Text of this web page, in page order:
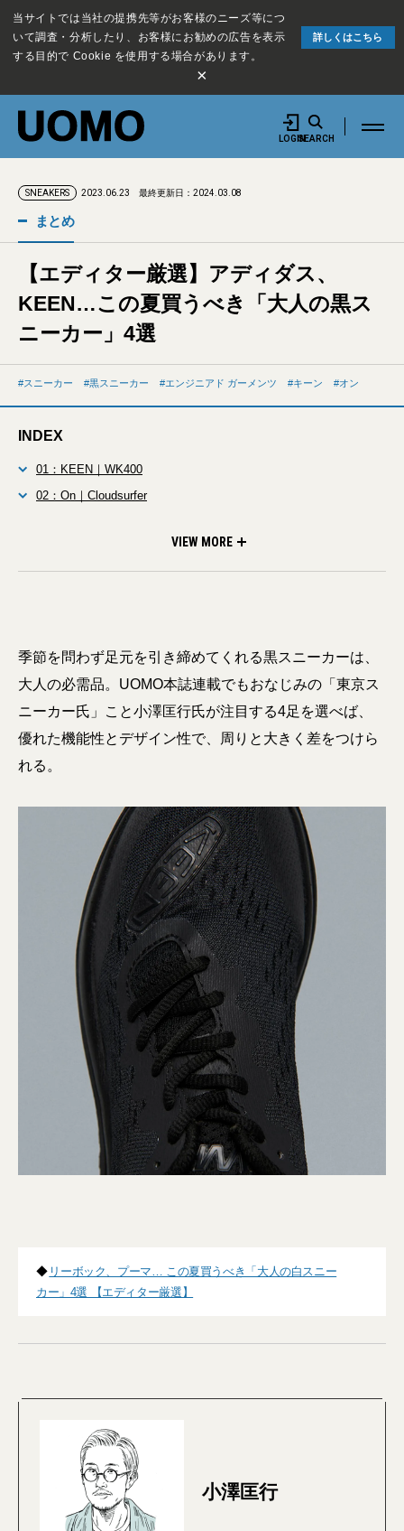
当サイトでは当社の提携先等がお客様のニーズ等につ
いて調査・分析したり、お客様にお勧めの広告を表示
する目的で Cookie を使用する場合があります。
詳しくはこちら
×
LOGINSEARCH
SNEAKERS 2023.06.23 最終更新日：2024.03.08
まとめ
【エディター厳選】アディダス、
KEEN…この夏買うべき「大人の黒ス
ニーカー」4選
スニーカー 黒スニーカー エンジニアド ガーメンツ キーン オン
INDEX
01：KEEN｜WK400
02：On｜Cloudsurfer
VIEW MORE
季節を問わず足元を引き締めてくれる黒スニーカーは、
大人の必需品。UOMO本誌連載でもおなじみの「東京ス
ニーカー氏」こと小澤匡行氏が注目する4足を選べば、
優れた機能性とデザイン性で、周りと大きく差をつけら
れる。
◆ リーボック、プーマ… この夏買うべき「大人の白スニー
カー」4選 【エディター厳選】
小澤匡行